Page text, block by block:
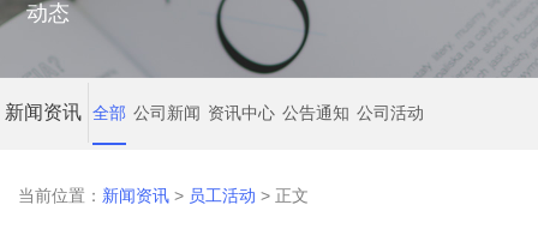
动态
新闻资讯 全部 公司新闻 资讯中心 公告通知 公司活动
当前位置： 新闻资讯 > 员工活动 > 正文